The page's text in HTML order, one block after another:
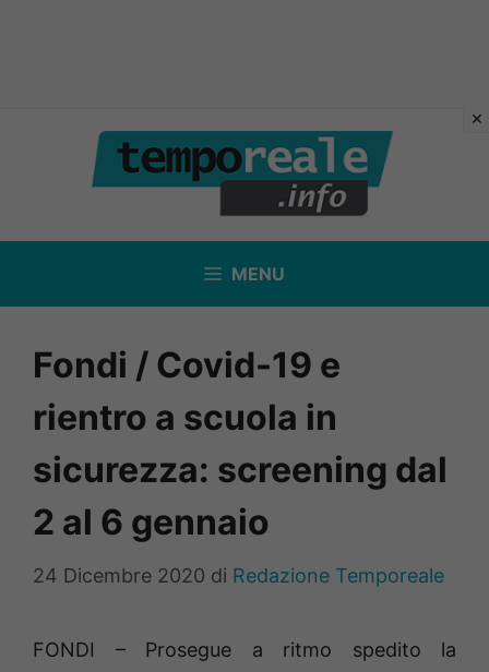
contenuto
MENU
Fondi / Covid-19 e
rientro a scuola in
sicurezza: screening dal
2 al 6 gennaio
24 Dicembre 2020 di Redazione Temporeale
FONDI – Prosegue a ritmo spedito la